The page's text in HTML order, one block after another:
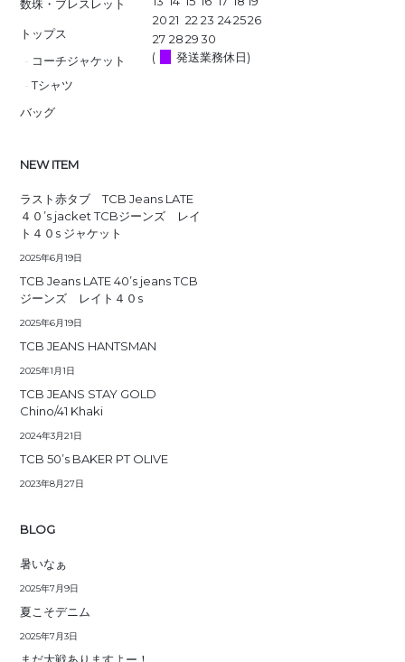
数珠・ブレスレット
トップス
コーチジャケット
Tシャツ
バッグ
20 21 22 23 242526
27 28 29 30
(
発送業務休日)
NEW ITEM
ラスト赤タブ TCB Jeans LATE
４０’s jacket TCBジーンズ レイ
ト４０s ジャケット
2025年6月19日
TCB Jeans LATE 40’s jeans TCB
ジーンズ レイト４０s
2025年6月19日
TCB JEANS HANTSMAN
2025年1月1日
TCB JEANS STAY GOLD
Chino/41 Khaki
2024年3月21日
TCB 50’s BAKER PT OLIVE
2023年8月27日
BLOG
暑いなぁ
2025年7月9日
夏こそデニム
2025年7月3日